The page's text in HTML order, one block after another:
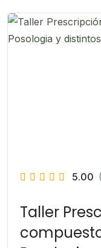
5.00
Taller